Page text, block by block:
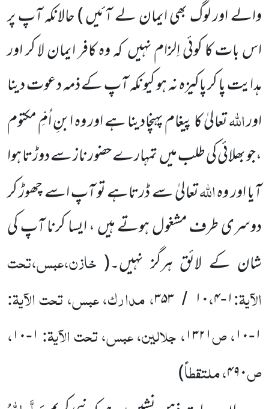
والے اور لوگ بھی ایمان لے آئیں )حالانکہ آپ پر
اس بات کا کوئی اِلزام نہیںکہ وہ کافر ایمان لا کر اور
ہدایت پا کر پاکیزہ نہ ہو کیونکہ آپکے ذمہ دعوت دینا
اوراللّٰہتعالیٰ کا پیغام پہنچادینا ہے اور وہ ابنِ اُمِّ مکتوم
،جو بھلائی کی طلبمیںتمہارے حضور ناز سےدوڑتا ہوا
آیا اور وہاللّٰہتعالیٰ سے ڈرتاہے تو آپ اسے چھوڑ کر
دوسری طرف مشغول ہوتے ہیں ، ایسا کرنا آپ کی
شان کے لائق ہرگز نہیں۔( خازن،عبس،تحت
الآیۃ:۱- ۱۰،۴ / ۳۵۳، مدارک، عبس، تحت الآیۃ:
۱-۱۰، ص۱۳۲۱، جلالین، عبس، تحت الآیۃ: ۱-۱۰،
ص۴۹۰، ملتقطاً)